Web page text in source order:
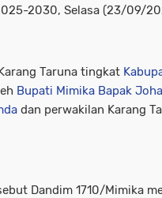
2030, Selasa (23/09/
Taruna tingkat
Bupati Mimika Bapak
dan perwakilan Karang
Dandim 1710/Mimika